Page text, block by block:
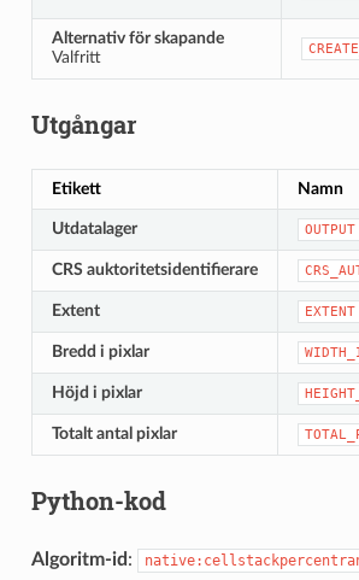
Alternativ för skapande
Valfritt
Utgångar
Etikett Namn
Utdatalager OUTPUT
CRS auktoritetsidentifierare
Extent EXTENT
Bredd i pixlar
Höjd i pixlar
Totalt antal pixlar
Python-kod
Algoritm-id: